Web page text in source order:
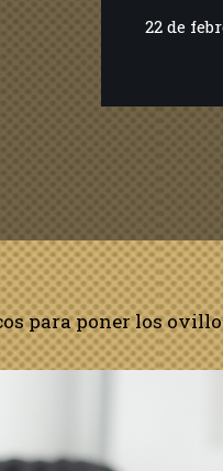
22 de
para poner los